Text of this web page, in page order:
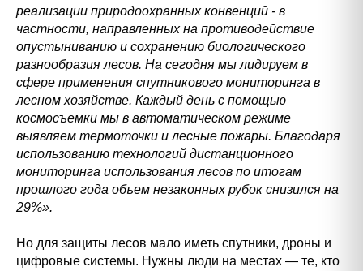
реализации природоохранных конвенций - в
частности, направленных на противодействие
опустыниванию и сохранению биологического
разнообразия лесов. На сегодня мы лидируем в
сфере применения спутникового мониторинга в
лесном хозяйстве. Каждый день с помощью
космосъемки мы в автоматическом режиме
выявляем термоточки и лесные пожары. Благодаря
использованию технологий дистанционного
мониторинга использования лесов по итогам
прошлого года объем незаконных рубок снизился на
29%».
Но для защиты лесов мало иметь спутники, дроны и
цифровые системы. Нужны люди на местах — те, кто